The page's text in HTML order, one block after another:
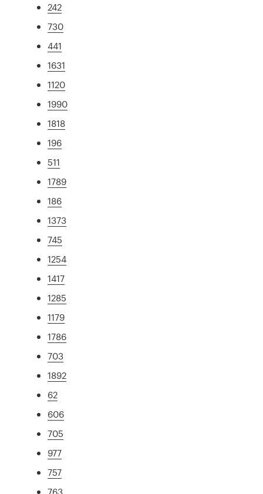
242
730
441
1631
1120
1990
1818
196
511
1789
186
1373
745
1254
1417
1285
1179
1786
703
1892
62
606
705
977
757
763